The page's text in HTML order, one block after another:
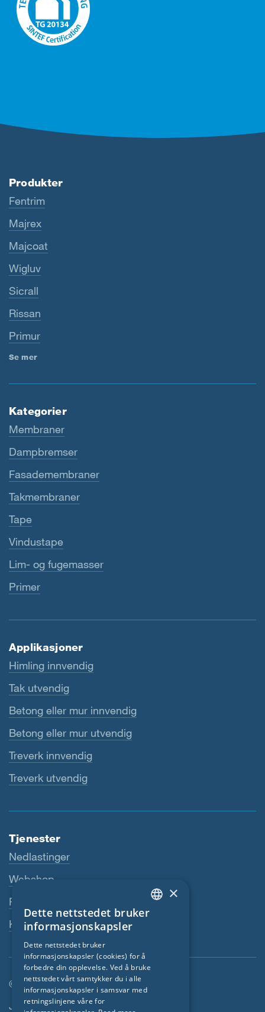
Produkter
Fentrim
Majrex
Majcoat
Wigluv
Sicrall
Rissan
Primur
Se mer
Kategorier
Membraner
Dampbremser
Fasademembraner
Takmembraner
Tape
Vindustape
Lim- og fugemasser
Primer
Applikasjoner
Himling innvendig
Tak utvendig
Betong eller mur innvendig
Betong eller mur utvendig
Treverk innvendig
Treverk utvendig
Tjenester
Nedlastinger
Webshop
Fagforhandler
Kontaktperson
© SIGA 2026
Footer navigasjon
Jobber
ENGLISH
FRENCH
×
Dette nettstedet bruker
informasjonskapsler
Dette nettstedet bruker
informasjonskapsler (cookies) for å
forbedre din opplevelse. Ved å bruke
nettstedet vårt samtykker du i alle
informasjonskapsler i samsvar med
retningslinjene våre for